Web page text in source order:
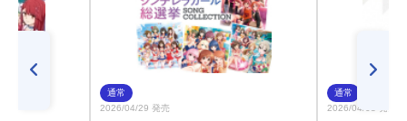
通常
2026/04/29 発売
通常
2026/04/08 発売